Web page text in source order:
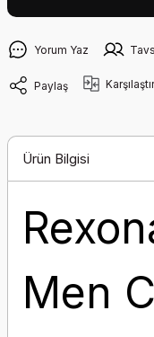
Yorum Yaz
Paylaş Karşılaştır
Ürün Bilgisi
Men